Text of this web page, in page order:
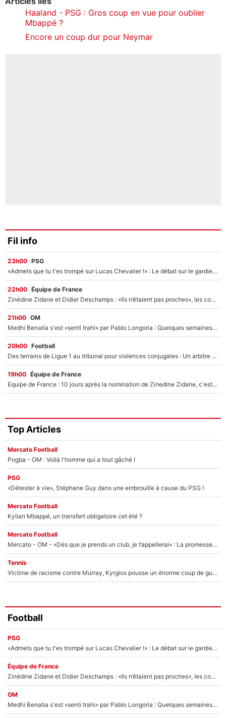
Haaland - PSG : Gros coup en vue pour oublier
Mbappé ?
Encore un coup dur pour Neymar
Fil info
23h00 PSG
«Admets que tu t'es trompé sur Lucas Chevalier !» : Le débat sur le gardien du PSG vire au clash à l'After Foot
22h00 Équipe de France
Zinédine Zidane et Didier Deschamps : «Ils n’étaient pas proches», les confidences d’un membre de l’équipe de France 1998 sur leur relation spéciale
21h00 OM
Medhi Benatia s'est «senti trahi» par Pablo Longoria : Quelques semaines après son départ, l'ancien directeur de football de l'OM règle ses comptes
20h00 Football
Des terrains de Ligue 1 au tribunal pour violences conjugales : Un arbitre français encourt une peine de 18 mois de prison !
19h00 Équipe de France
Equipe de France : 10 jours après la nomination de Zinedine Zidane, c'est au tour de son fils de prendre un nouveau départ !
Top Articles
Mercato Football
Pogba - OM : Voilà l'homme qui a tout gâché !
PSG
«Détester à vie», Stéphane Guy dans une embrouille à cause du PSG !
Mercato Football
Kylian Mbappé, un transfert obligatoire cet été ?
Mercato Football
Mercato - OM - «Dès que je prends un club, je t’appellerai» : La promesse de Marcelino au moment de claquer la porte
Tennis
Victime de racisme contre Murray, Kyrgios pousse un énorme coup de gueule !
Football
PSG
«Admets que tu t'es trompé sur Lucas Chevalier !» : Le débat sur le gardien du PSG vire au clash à l'After Foot
Équipe de France
Zinédine Zidane et Didier Deschamps : «Ils n’étaient pas proches», les confidences d’un membre de l’équipe de France 1998 sur leur relation spéciale
OM
Medhi Benatia s'est «senti trahi» par Pablo Longoria : Quelques semaines après son départ, l'ancien directeur de football de l'OM règle ses comptes